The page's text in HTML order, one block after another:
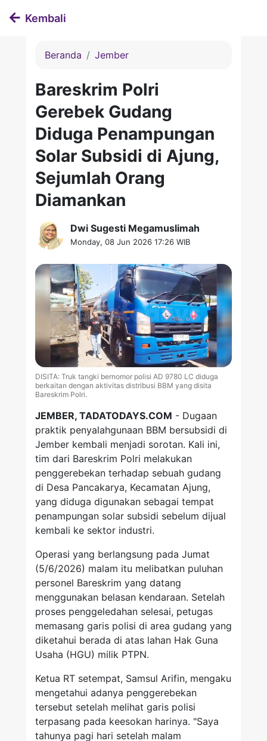
Kembali
Beranda Jember
Bareskrim Polri
Gerebek Gudang
Diduga Penampungan
Solar Subsidi di Ajung,
Sejumlah Orang
Diamankan
Dwi Sugesti Megamuslimah
Monday, 08 Jun 2026 17:26 WIB
DISITA: Truk tangki bernomor polisi AD 9780 LC diduga
berkaitan dengan aktivitas distribusi BBM yang disita
Bareskrim Polri.
JEMBER, TADATODAYS.COM - Dugaan
praktik penyalahgunaan BBM bersubsidi di
Jember kembali menjadi sorotan. Kali ini,
tim dari Bareskrim Polri melakukan
penggerebekan terhadap sebuah gudang
di Desa Pancakarya, Kecamatan Ajung,
yang diduga digunakan sebagai tempat
penampungan solar subsidi sebelum dijual
kembali ke sektor industri.
Operasi yang berlangsung pada Jumat
(5/6/2026) malam itu melibatkan puluhan
personel Bareskrim yang datang
menggunakan belasan kendaraan. Setelah
proses penggeledahan selesai, petugas
memasang garis polisi di area gudang yang
diketahui berada di atas lahan Hak Guna
Usaha (HGU) milik PTPN.
Ketua RT setempat, Samsul Arifin, mengaku
mengetahui adanya penggerebekan
tersebut setelah melihat garis polisi
terpasang pada keesokan harinya. "Saya
tahunya pagi hari setelah malam